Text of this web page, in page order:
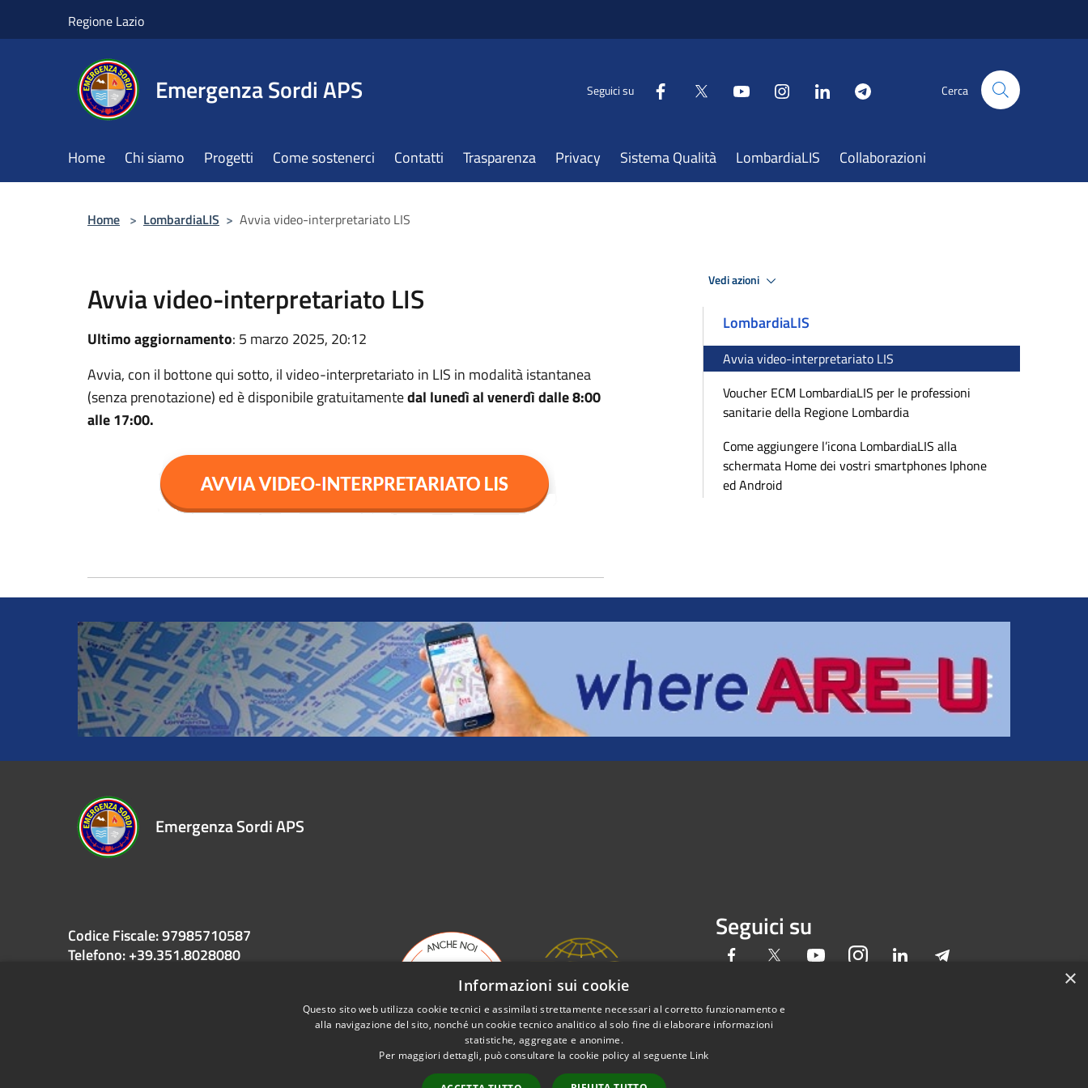
Regione Lazio
Emergenza Sordi APS Seguici su Cerca
Home Chi siamo Progetti Come sostenerci Contatti Trasparenza Privacy Sistema Qualità LombardiaLIS Collaborazioni
Home > LombardiaLIS > Avvia video-interpretariato LIS
Avvia video-interpretariato LIS
Ultimo aggiornamento: 5 marzo 2025, 20:12
Avvia, con il bottone qui sotto, il video-interpretariato in LIS in modalità istantanea
(senza prenotazione) ed è disponibile gratuitamentedal lunedì al venerdì dalle 8:00
alle 17:00.
Vedi azioni
LombardiaLIS
Avvia video-interpretariato LIS
Voucher ECM LombardiaLIS per le professioni
sanitarie della Regione Lombardia
Come aggiungere l’icona LombardiaLIS alla
schermata Home dei vostri smartphones Iphone
ed Android
Emergenza Sordi APS
Codice Fiscale: 97985710587
Telefono: +39.351.8028080
Seguici su
Facebook Twitter YoutubeInstagramLinkedIn
×
Informazioni sui cookie
Questo sito web utilizza cookie tecnici e assimilati strettamente necessari al corretto funzionamento e
alla navigazione del sito, nonché un cookie tecnico analitico al solo fine di elaborare informazioni
statistiche, aggregate e anonime.
Per maggiori dettagli, può consultare la cookie policy al seguente Link